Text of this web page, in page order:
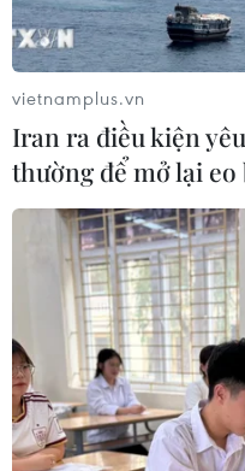
TIN CÙNG
Truyền thông Hàn
cao đội tuyển Việt
trận bất bại
09/08/2026 04:22
vietnamplus.vn
Iran ra điều kiện
thường để mở lại